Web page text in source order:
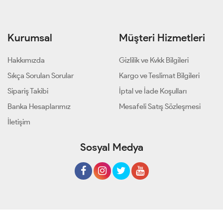
Kurumsal
Hakkımızda
Sıkça Sorulan Sorular
Sipariş Takibi
Banka Hesaplarımız
İletişim
Müşteri Hizmetleri
Gizlilik ve Kvkk Bilgileri
Kargo ve Teslimat Bilgileri
İptal ve İade Koşulları
Mesafeli Satış Sözleşmesi
Sosyal Medya